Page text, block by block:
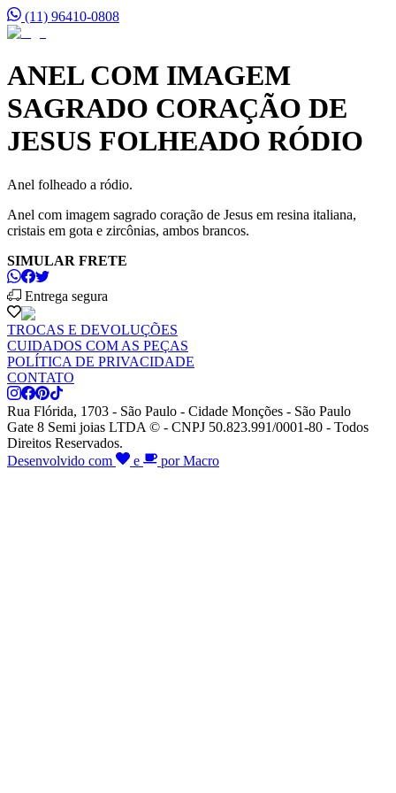
(11) 96410-0808
ANEL COM IMAGEM
SAGRADO CORAÇÃO DE
JESUS FOLHEADO RÓDIO
Anel folheado a ródio.
Anel com imagem sagrado coração de Jesus em resina italiana,
cristais em gota e zircônias, ambos brancos.
SIMULAR FRETE
Entrega segura
TROCAS E DEVOLUÇÕES
CUIDADOS COM AS PEÇAS
POLÍTICA DE PRIVACIDADE
CONTATO
Rua Flórida, 1703 - São Paulo - Cidade Monções - São Paulo
Gate 8 Semi joias LTDA © - CNPJ 50.823.991/0001-80 - Todos
Direitos Reservados.
Desenvolvido com
e por Macro